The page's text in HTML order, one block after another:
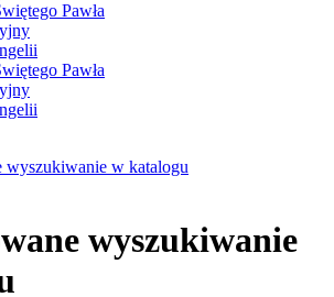
Pawła
Pawła
wyszukiwanie w katalogu
wyszukiwanie